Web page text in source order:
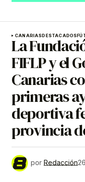
CANARIASDESTACADOS
La
FIFLP y el
Canarias
primeras
deportiva
provincia
por Redacción